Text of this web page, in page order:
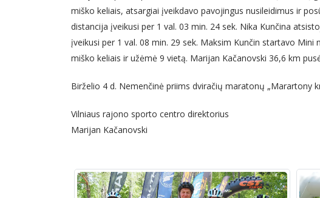
miško keliais, atsargiai įveikdavo pavojingus nusileidimus ir
distancija įveikusi per 1 val. 03 min. 24 sek. Nika Kunčina
įveikusi per 1 val. 08 min. 29 sek. Maksim Kunčin startavo
miško keliais ir užėmė 9 vietą. Marijan Kačanovski 36,6 km
Birželio 4 d. Nemenčinė priims dviračių maratonų „Marartony
Vilniaus rajono sporto centro direktorius
Marijan Kačanovski